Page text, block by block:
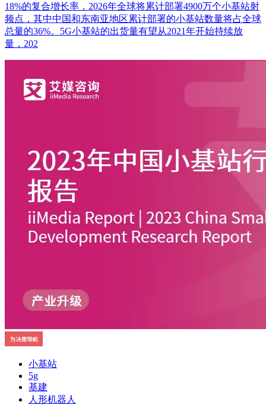
18%的复合增长率，2026年全球将累计部署4900万个小基站射
频点，其中中国和东南亚地区累计部署的小基站数量将占全球
总量的36%。5G小基站的出货量有望从2021年开始持续放
量，202
小基站
5g
基建
人形机器人